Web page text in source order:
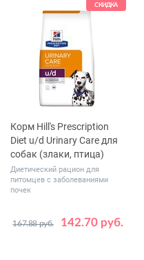
СКИДКА
Корм Hill's Prescription
Diet u/d Urinary Care для
собак (злаки, птица)
Диетический рацион для
питомцев с заболеваниями
почек
142.70 руб.
167.88 руб.
Вес, кг 4 10